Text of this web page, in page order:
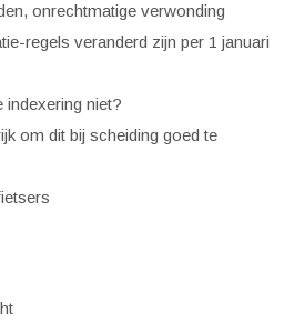
onrechtmatige verwonding
regels veranderd zijn per 1 januari
indexering niet?
om dit bij scheiding goed te